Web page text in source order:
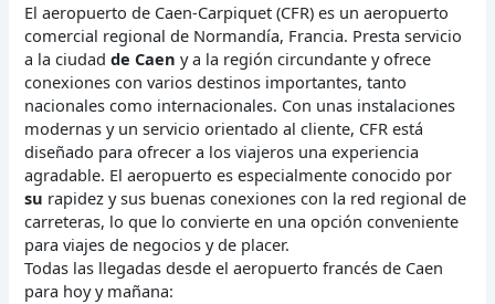
El aeropuerto de Caen-Carpiquet (CFR) es un aeropuerto
comercial regional de Normandía, Francia. Presta servicio
a la ciudadde Caen y a la región circundante y ofrece
conexiones con varios destinos importantes, tanto
nacionales como internacionales. Con unas instalaciones
modernas y un servicio orientado al cliente, CFR está
diseñado para ofrecer a los viajeros una experiencia
agradable. El aeropuerto es especialmente conocido por
su rapidez y sus buenas conexiones con la red regional de
carreteras, lo que lo convierte en una opción conveniente
para viajes de negocios y de placer.
Todas las llegadas desde el aeropuerto francés de Caen
para hoy y mañana: